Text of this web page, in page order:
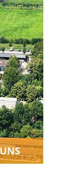
für